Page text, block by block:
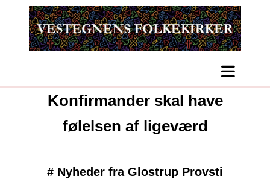
Konfirmander skal have
følelsen af ligeværd
# Nyheder fra Glostrup Provsti